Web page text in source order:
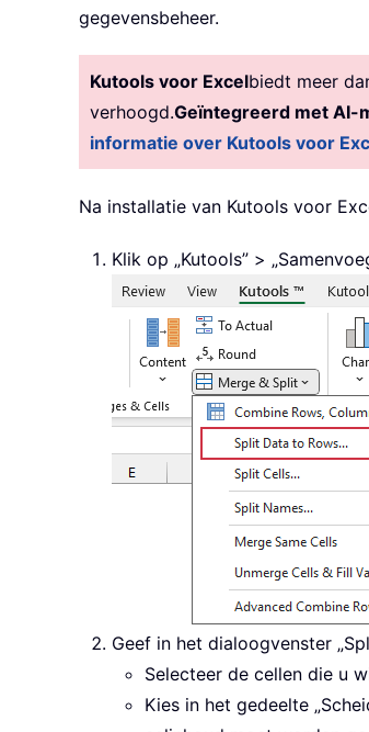
gegevensbeheer.
Kutools voor Excelbiedt meer
verhoogd.Geïntegreerd met AI-
informatie over Kutools voor
Na installatie van Kutools voor
Klik op „Kutools” >
Geef in het dialoogvenster
Selecteer de cellen die u
Kies in het gedeelte